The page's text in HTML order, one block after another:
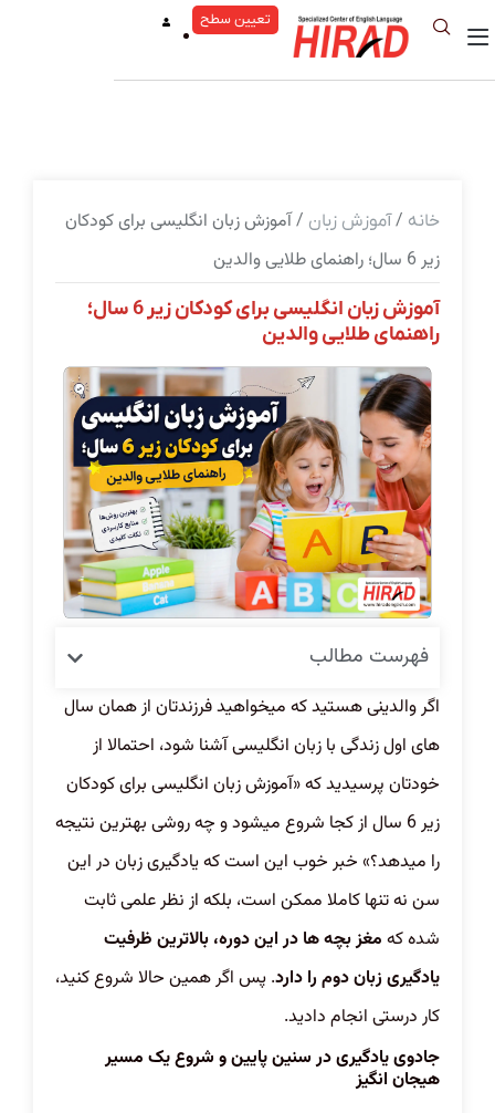
تعیین سطح
خانه /آموزش زبان / آموزش زبان انگلیسی برای کودکان
زیر 6 سال؛ راهنمای طلایی والدین
آموزش زبان انگلیسی برای کودکان زیر 6 سال؛
راهنمای طلایی والدین
فهرست مطالب
اگر والدینی هستید که میخواهید فرزندتان از همان سال
های اول زندگی با زبان انگلیسی آشنا شود، احتمالا از
خودتان پرسیدید که «آموزش زبان انگلیسی برای کودکان
زیر 6 سال از کجا شروع میشود و چه روشی بهترین نتیجه
را میدهد؟» خبر خوب این است که یادگیری زبان در این
سن نه تنها کاملا ممکن است، بلکه از نظر علمی ثابت
شده که مغز بچه ها در این دوره، بالاترین ظرفیت
یادگیری زبان دوم را دارد. پس اگر همین حالا شروع کنید،
کار درستی انجام دادید.
جادوی یادگیری در سنین پایین و شروع یک مسیر
هیجان انگیز